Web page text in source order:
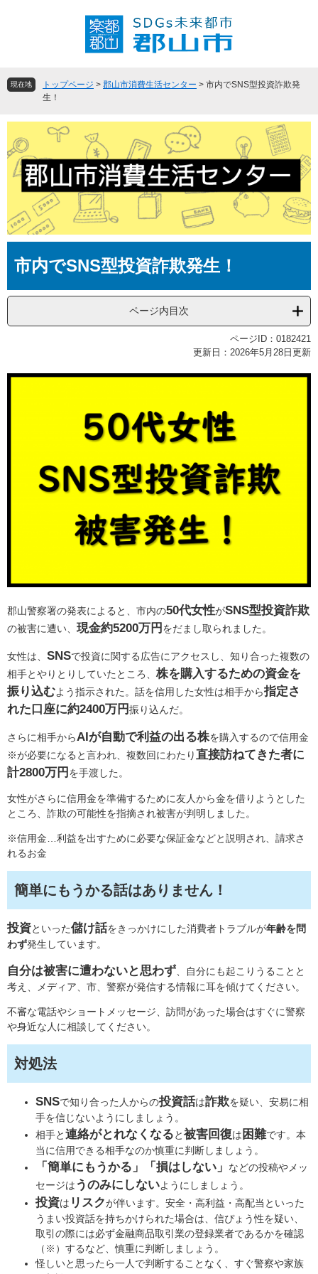
頭
飛
文
現在地 トップページ > 郡山市消費生活センター > 市内でSNS型投資詐欺発
生！
文市内でSNS型投資詐欺発生！
ページ内目次
ページID：0182421
更新日：2026年5月28日更新
郡山警察署の発表によると、市内の50代女性がSNS型投資詐欺
の被害に遭い、 現金約5200万円 をだまし取られました。
女性は、 SNSで投資に関する広告にアクセスし、知り合った複数の
相手とやりとりしていたところ、 株を購入するための資金を
振り込むよう指示された。話を信用した女性は相手から指定さ
れた口座に約2400万円振り込んだ。
さらに相手からAIが自動で利益の出る株を購入するので信用金
※が必要になると言われ、複数回にわたり直接訪ねてきた者に
計2800万円 を手渡した。
女性がさらに信用金を準備するために友人から金を借りようとした
ところ、詐欺の可能性を指摘され被害が判明しました。
※信用金…利益を出すために必要な保証金などと説明され、請求さ
れるお金
簡単にもうかる話はありません！
投資といった儲け話をきっかけにした消費者トラブルが年齢を問
わず発生しています。
自分は被害に遭わないと思わず、自分にも起こりうることと
考え、メディア、市、警察が発信する情報に耳を傾けてください。
不審な電話やショートメッセージ、訪問があった場合はすぐに警察
や身近な人に相談してください。
対処法
SNSで知り合った人からの投資話は詐欺を疑い、安易に相
手を信じないようにしましょう。
相手と連絡がとれなくなると被害回復は 困難です。本
当に信用できる相手なのか慎重に判断しましょう。
「簡単にもうかる」「損はしない」
などの投稿やメッ
セージは うのみにしないようにしましょう。
投資は リスクが伴います。安全・高利益・高配当といった
うまい投資話を持ちかけられた場合は、信ぴょう性を疑い、
取引の際には必ず金融商品取引業の登録業者であるかを確認
（※）するなど、慎重に判断しましょう。
怪しいと思ったら一人で判断することなく、すぐ警察や家族